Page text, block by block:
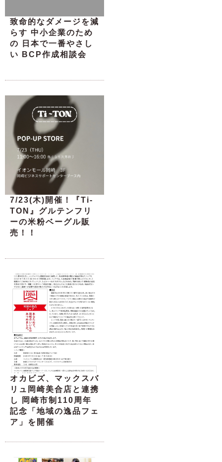
致命的なダメージを減
らす 中小企業のため
の 日本で一番やさし
い BCP作成相談会
7/23(木)開催！『Ti-
TON』グルテンフリ
ーの米粉ベーグル販
売！！
オカビズ、マックスバ
リュ岡崎美合店と連携
し 岡崎市制110周年
記念「地域の逸品フェ
ア」を開催